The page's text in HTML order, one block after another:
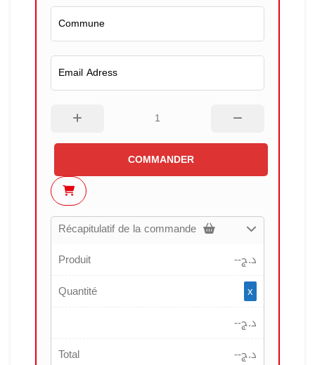
COMMANDER
Récapitulatif de la commande
Produit
--د.ج
Quantité
x
--د.ج
Total
--د.ج